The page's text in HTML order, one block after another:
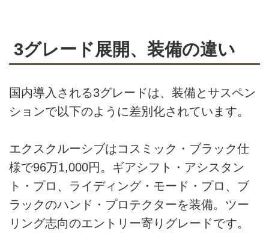
3グレード展開、装備の違い
国内導入される3グレードは、装備とサスペン
ションで以下のように差別化されています。
エクスクルーシブはコスミック・ブラック仕
様で96万1,000円。ギアシフト・アシスタン
ト・プロ、ライディング・モード・プロ、ブ
ラックのハンド・プロテクターを装備。ツー
リング志向のエントリー寄りグレードです。